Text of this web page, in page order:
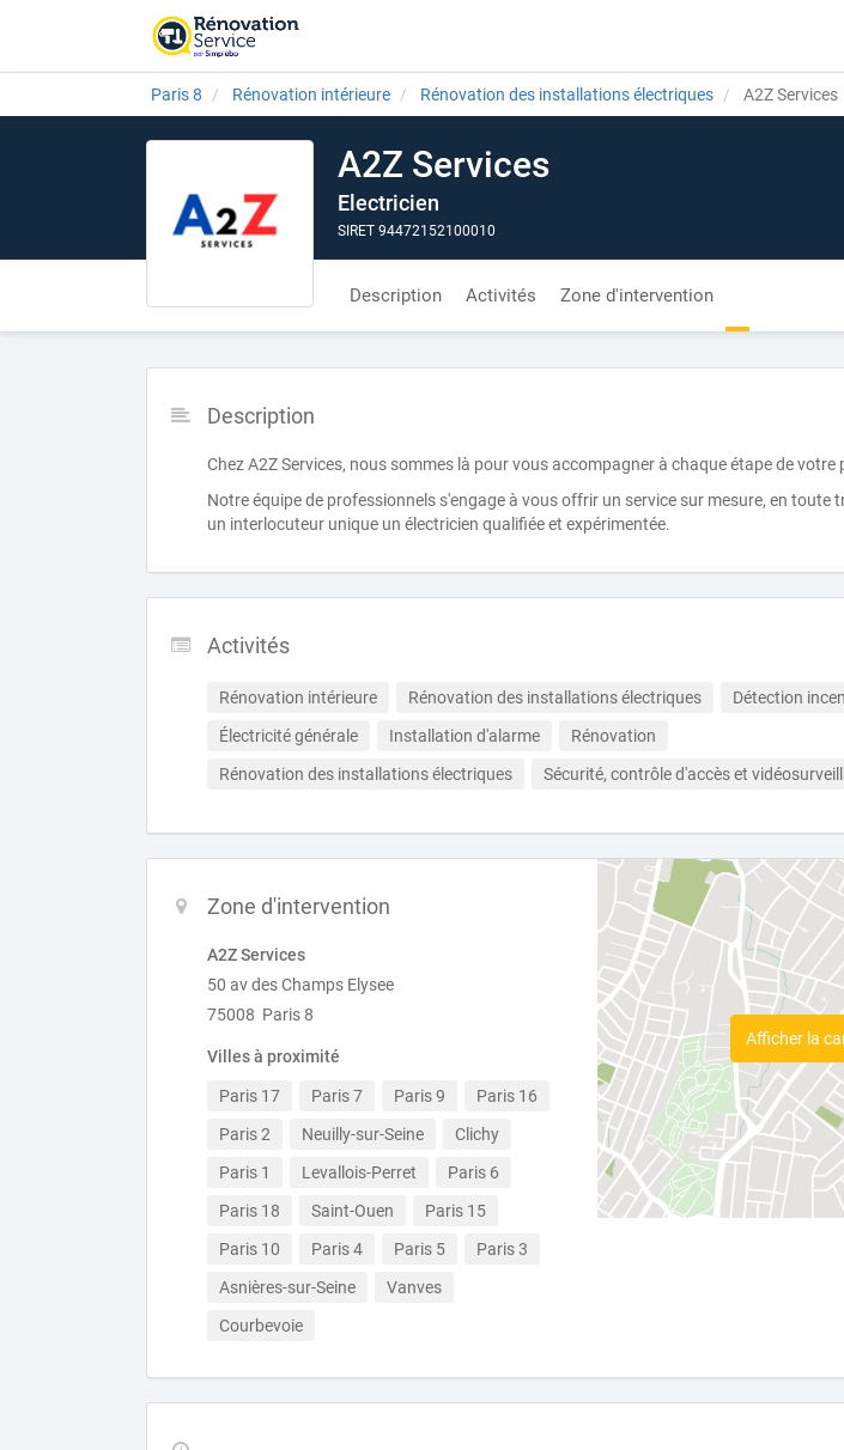
Paris 8 Rénovation intérieure Rénovation des installations électriques A2Z Services
A2Z Services
Electricien
SIRET 94472152100010
Description Activités Zone d'intervention
Description
Chez A2Z Services, nous sommes là pour vous accompagner à chaque étape de votre
Notre équipe de professionnels s'engage à vous offrir un service sur mesure, en toute
un interlocuteur unique un électricien qualifiée et expérimentée.
Activités
Rénovation intérieure Rénovation des installations électriques
Détection
Électricité générale
Installation d'alarme
Rénovation
Rénovation des installations électriques
Sécurité, contrôle d'accès et
Zone d'intervention
A2Z Services
50 av des Champs Elysee
75008 Paris 8
Villes à proximité
Paris 17 Paris 7 Paris 9
Paris 16
Paris 2
Neuilly-sur-Seine
Clichy
Paris 1
Levallois-Perret
Paris 6
Paris 18
Saint-Ouen
Paris 15
Paris 10
Paris 4 Paris 5
Paris 3
Asnières-sur-Seine
Vanves
Courbevoie
Afficher la